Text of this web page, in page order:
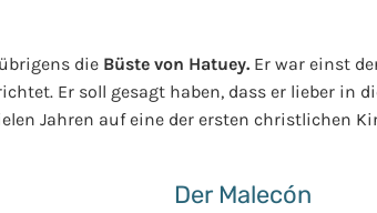
die Büste von Hatuey. Er war einst
Er soll gesagt haben, dass er lieber in
Jahren auf eine der ersten christlichen
Der Malecón